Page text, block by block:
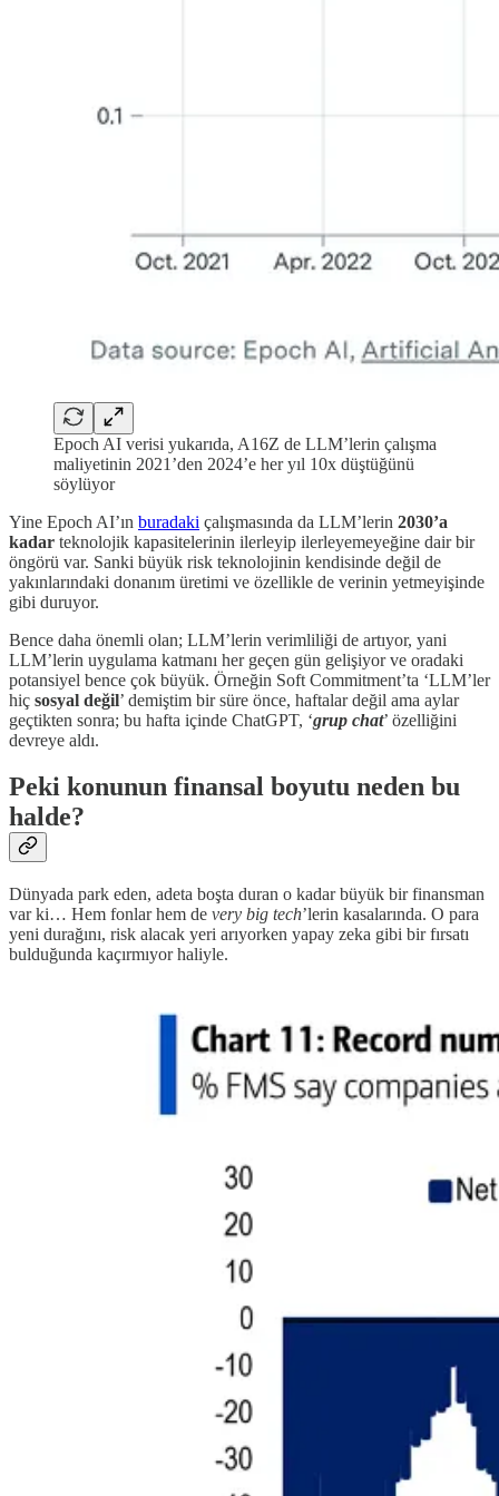
Epoch AI verisi yukarıda, A16Z de LLM’lerin çalışma
maliyetinin 2021’den 2024’e her yıl 10x düştüğünü
söylüyor
Yine Epoch AI’ın buradaki çalışmasında da LLM’lerin 2030’a
kadar teknolojik kapasitelerinin ilerleyip ilerleyemeyeğine dair bir
öngörü var. Sanki büyük risk teknolojinin kendisinde değil de
yakınlarındaki donanım üretimi ve özellikle de verinin yetmeyişinde
gibi duruyor.
Bence daha önemli olan; LLM’lerin verimliliği de artıyor, yani
LLM’lerin uygulama katmanı her geçen gün gelişiyor ve oradaki
potansiyel bence çok büyük. Örneğin Soft Commitment’ta ‘LLM’ler
hiç sosyal değil’ demiştim bir süre önce, haftalar değil ama aylar
geçtikten sonra; bu hafta içinde ChatGPT, ‘grup chat’ özelliğini
devreye aldı.
Peki konunun finansal boyutu neden bu
halde?
Dünyada park eden, adeta boşta duran o kadar büyük bir finansman
var ki… Hem fonlar hem de very big tech’lerin kasalarında. O para
yeni durağını, risk alacak yeri arıyorken yapay zeka gibi bir fırsatı
bulduğunda kaçırmıyor haliyle.